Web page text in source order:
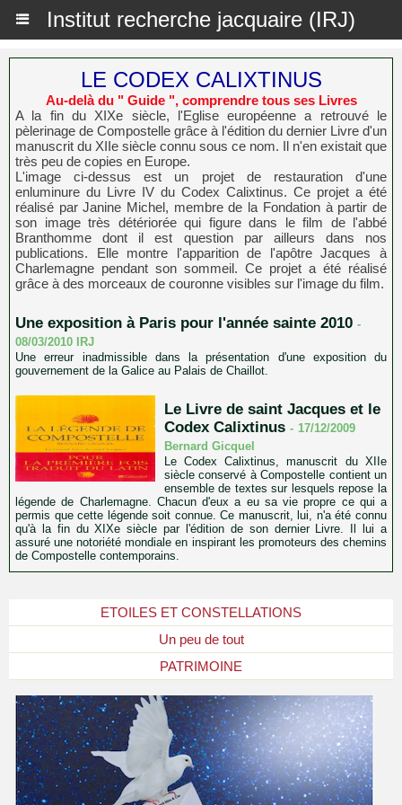
Institut recherche jacquaire (IRJ)
ETOILES ET CONSTELLATIONS
Un peu de tout
PATRIMOINE
LE CODEX CALIXTINUS
Au-delà du " Guide ", comprendre tous ses Livres
A la fin du XIXe siècle, l'Eglise européenne a retrouvé le
pèlerinage de Compostelle grâce à l'édition du dernier Livre d'un
manuscrit du XIIe siècle connu sous ce nom. Il n'en existait que
très peu de copies en Europe.
L'image ci-dessus est un projet de restauration d'une
enluminure du Livre IV du Codex Calixtinus. Ce projet a été
réalisé par Janine Michel, membre de la Fondation à partir de
son image très détériorée qui figure dans le film de l'abbé
Branthomme dont il est question par ailleurs dans nos
publications. Elle montre l'apparition de l'apôtre Jacques à
Charlemagne pendant son sommeil. Ce projet a été réalisé
grâce à des morceaux de couronne visibles sur l'image du film.
Une exposition à Paris pour l'année sainte 2010 -
08/03/2010
IRJ
Une erreur inadmissible dans la présentation d'une exposition du
gouvernement de la Galice au Palais de Chaillot.
Le Livre de saint Jacques et le
Codex Calixtinus - 17/12/2009
Bernard Gicquel
Le Codex Calixtinus, manuscrit du XIIe
siècle conservé à Compostelle contient un
ensemble de textes sur lesquels repose la
légende de Charlemagne. Chacun d'eux a eu sa vie propre ce qui a
permis que cette légende soit connue. Ce manuscrit, lui, n'a été connu
qu'à la fin du XIXe siècle par l'édition de son dernier Livre. Il lui a
assuré une notoriété mondiale en inspirant les promoteurs des chemins
de Compostelle contemporains.